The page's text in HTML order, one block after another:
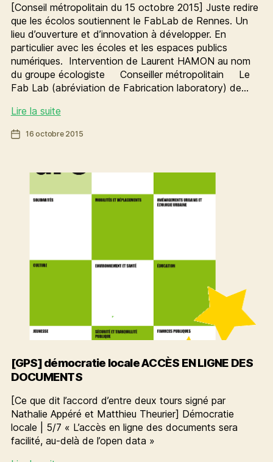
[Conseil métropolitain du 15 octobre 2015] Juste redire
que les écolos soutiennent le FabLab de Rennes. Un
lieu d’ouverture et d’innovation à développer. En
particulier avec les écoles et les espaces publics
numériques. Intervention de Laurent HAMON au nom
du groupe écologiste Conseiller métropolitain Le
Fab Lab (abréviation de Fabrication laboratory) de…
Lire la suiteFabLabs
innovation
Date16 octobre 2015
[GPS] démocratie locale ACCÈS EN LIGNE DES
DOCUMENTS
[Ce que dit l’accord d’entre deux tours signé par
Nathalie Appéré et Matthieu Theurier] Démocratie
locale | 5/7 « L’accès en ligne des documents sera
facilité, au-delà de l’open data »